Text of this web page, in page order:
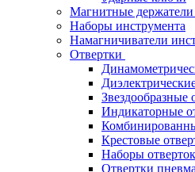
Магнитные держатели
Наборы инструмента
Намагничиватели
Отвертки
Звездообразные
Индикаторные
Крестовые
Наборы отверток
Отвертки